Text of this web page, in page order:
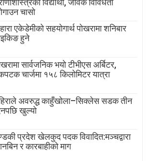
विद्यार्थी, जैविक विविधता
चासो
एकेडेमीको सहयोगार्थ पोखरामा शनिबार
हुने
सार्वजनिक भयो टीभीएस अर्बिटर,
चार्जमा १५८ किलोमिटर यात्रा
अवरुद्ध काहुँखोला–सिक्लेस सडक तीन
खुल्यो
प्रदेश खेलकुद पदक विवादित:मञ्चद्वारा
र कारबाहीको माग